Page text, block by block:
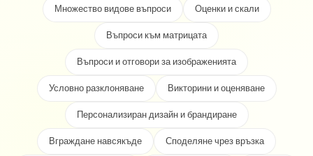
Множество видове въпроси
Оценки и скали
Въпроси към матрицата
Въпроси и отговори за изображенията
Условно разклоняване
Викторини и оценяване
Персонализиран дизайн и брандиране
Вграждане навсякъде
Споделяне чрез връзка